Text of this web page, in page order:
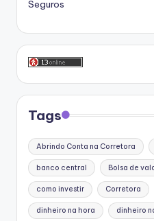
Seguros
Tags
Abrindo Conta na Corretora
banco central Bolsa de
como investir Corretora
dinheiro na hora dinheiro